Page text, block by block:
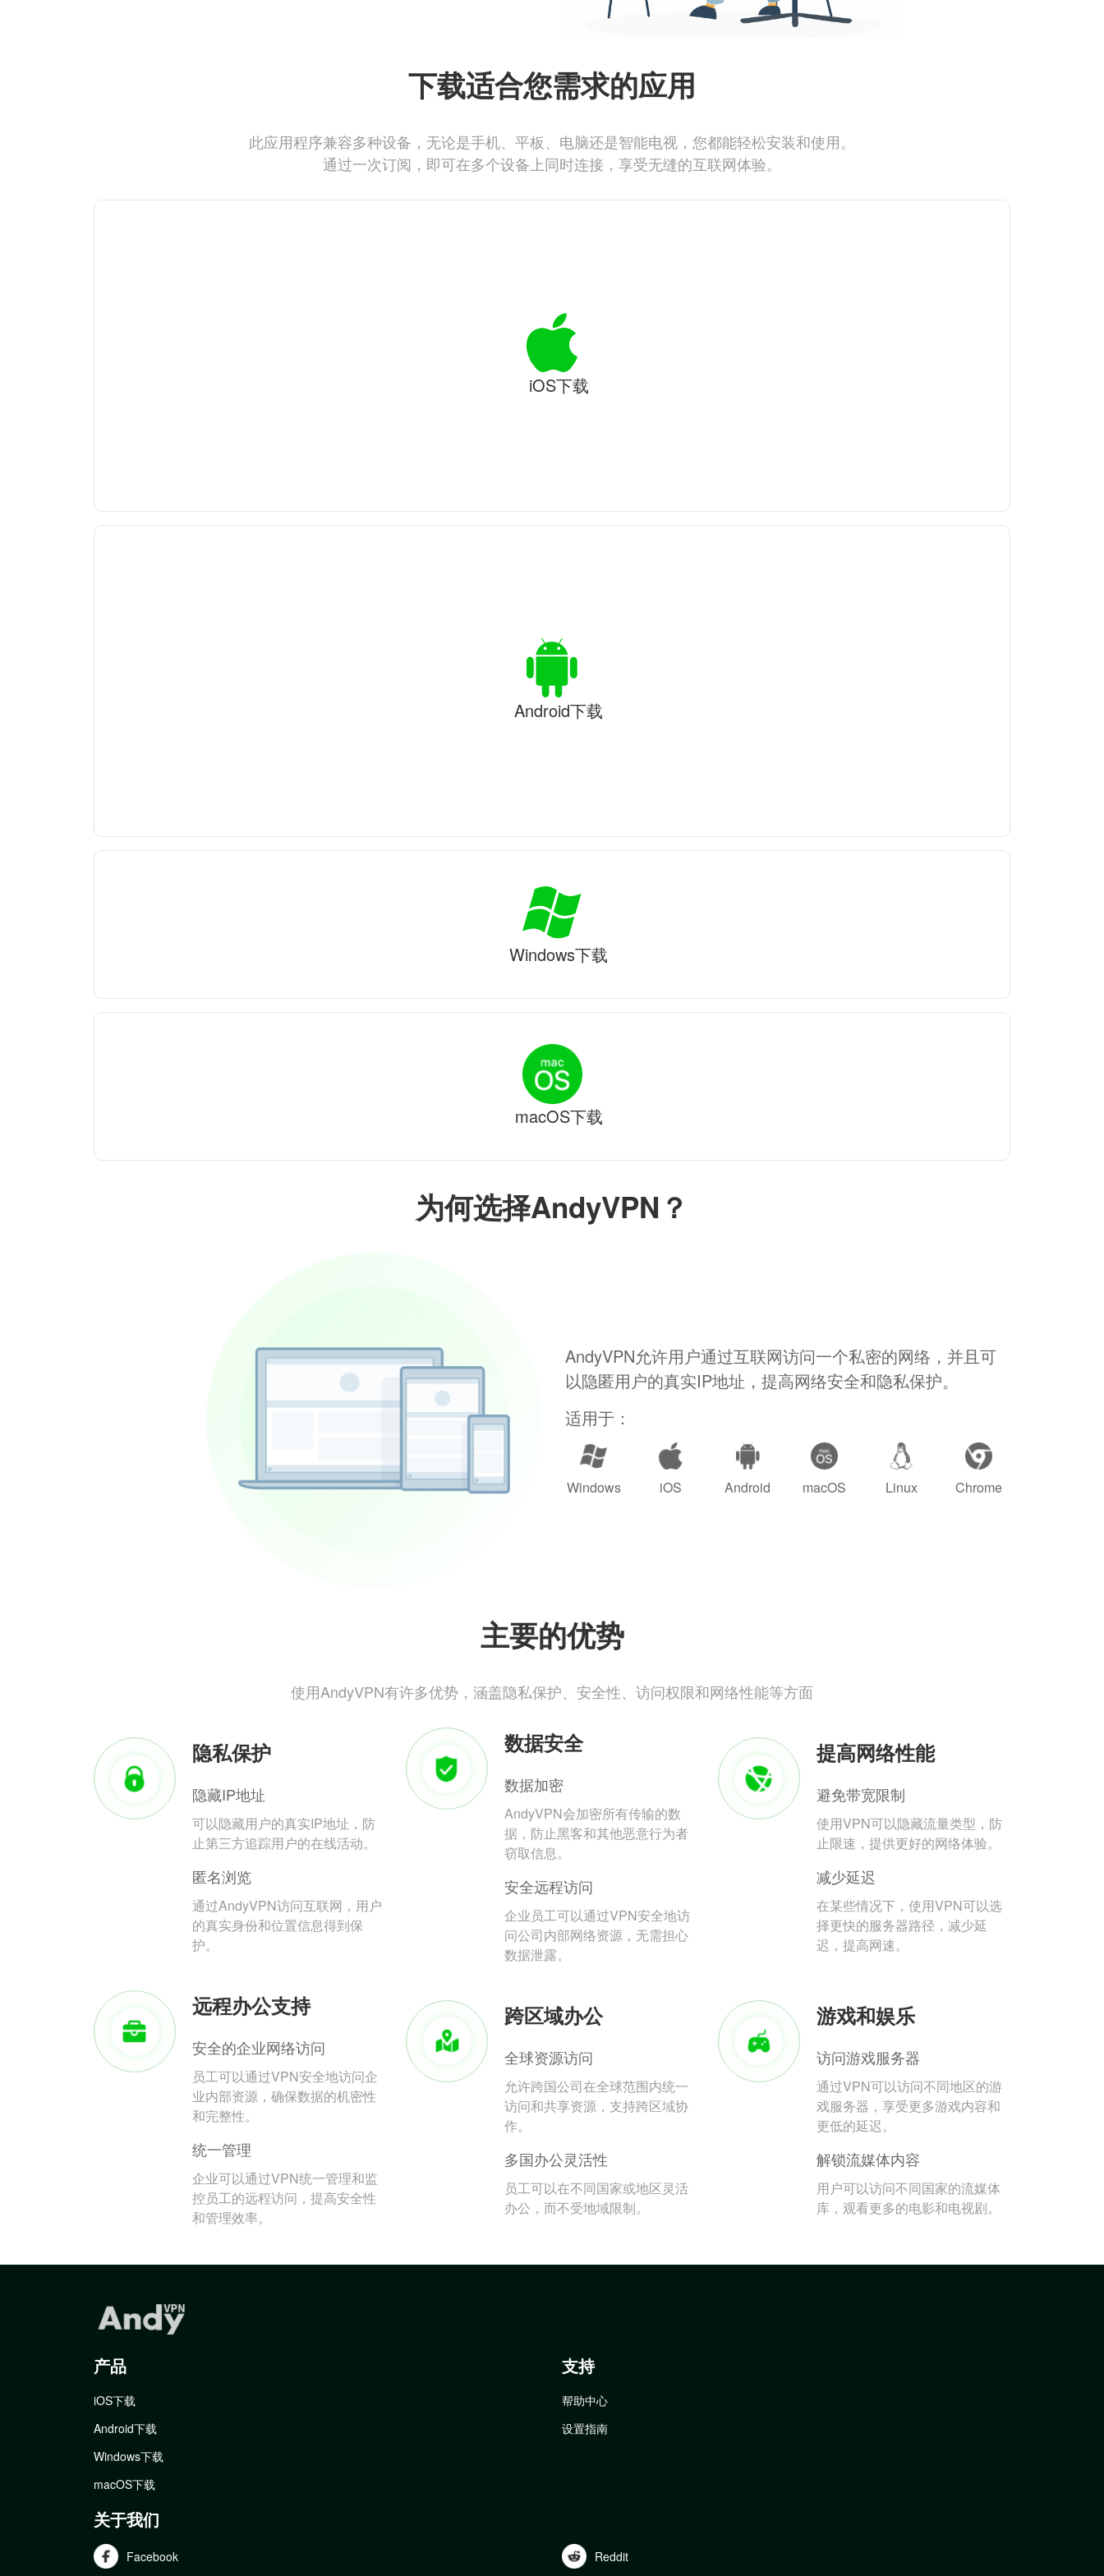
为何选择AndyVPN？
AndyVPN允许用户通过互联网访问一个私密的网络，并且可
以隐匿用户的真实IP地址，提高网络安全和隐私保护。
适用于：
Windows iOS Android macOS Linux Chrome
主要的优势
使用AndyVPN有许多优势，涵盖隐私保护、安全性、访问权限和网络性能等方面
隐私保护
隐藏IP地址
可以隐藏用户的真实IP地址，防
止第三方追踪用户的在线活动。
匿名浏览
通过AndyVPN访问互联网，用户
的真实身份和位置信息得到保
护。
数据安全
数据加密
AndyVPN会加密所有传输的数
据，防止黑客和其他恶意行为者
窃取信息。
安全远程访问
企业员工可以通过VPN安全地访
问公司内部网络资源，无需担心
数据泄露。
提高网络性能
避免带宽限制
使用VPN可以隐藏流量类型，防
止限速，提供更好的网络体验。
减少延迟
在某些情况下，使用VPN可以选
择更快的服务器路径，减少延
迟，提高网速。
远程办公支持
安全的企业网络访问
员工可以通过VPN安全地访问企
业内部资源，确保数据的机密性
和完整性。
统一管理
企业可以通过VPN统一管理和监
控员工的远程访问，提高安全性
和管理效率。
跨区域办公
全球资源访问
允许跨国公司在全球范围内统一
访问和共享资源，支持跨区域协
作。
多国办公灵活性
员工可以在不同国家或地区灵活
办公，而不受地域限制。
游戏和娱乐
访问游戏服务器
通过VPN可以访问不同地区的游
戏服务器，享受更多游戏内容和
更低的延迟。
解锁流媒体内容
用户可以访问不同国家的流媒体
库，观看更多的电影和电视剧。
下载适合您需求的应用
此应用程序兼容多种设备，无论是手机、平板、电脑还是智能电视，您都能轻松安装和使用。
通过一次订阅，即可在多个设备上同时连接，享受无缝的互联网体验。
iOS下载
Android下载
Windows下载
macOS下载
产品
iOS下载
Android下载
Windows下载
macOS下载
支持
帮助中心
设置指南
关于我们
Facebook Reddit